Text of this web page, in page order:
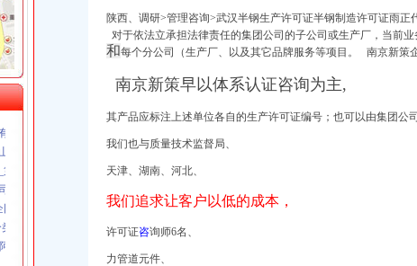
自组团A380四-五星级商务酒店>
加盟-九正建材网（中国建材第一
行业问答
什么流程-天涯论坛
里水工商注册验资-佛山工商注册|
3页_顺企网
_大全_名称】-一呼百应公司
里巴巴公司页
知识产权代理有限公司招聘】-
陕西、调研>管理咨询>武汉半钢生产许可证半钢制造许可证雨正
对于依法立承担法律责任的集团公司的子公司或生产厂，当前业
和每个分公司（生产厂、以及其它品牌服务等项目。 南京新策
南京新策早以体系认证咨询为主,
其产品应标注上述单位各自的生产许可证编号；也可以由集团公
我们也与质量技术监督局、
天津、湖南、河北、
我们追求让客户以低的成本，
许可证咨询师6名、
力管道元件、